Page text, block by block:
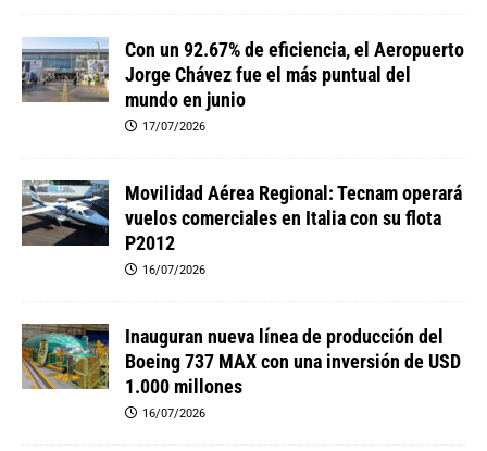
Con un 92.67% de eficiencia, el Aeropuerto
Jorge Chávez fue el más puntual del
mundo en junio
17/07/2026
Movilidad Aérea Regional: Tecnam operará
vuelos comerciales en Italia con su flota
P2012
16/07/2026
Inauguran nueva línea de producción del
Boeing 737 MAX con una inversión de USD
1.000 millones
16/07/2026